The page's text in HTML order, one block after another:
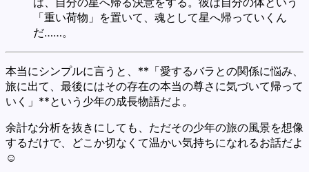
「重い荷物」を置いて、魂として星へ帰っていくん
だ……。
本当にシンプルに言うと、**「愛するバラとの関係に悩み、
旅に出て、最後にはその存在の本当の尊さに気づいて帰って
いく」**という少年の成長物語だよ。
余計な分析を抜きにしても、ただその少年の旅の風景を想像
するだけで、どこか切なくて温かい気持ちになれるお話だよ
☺️